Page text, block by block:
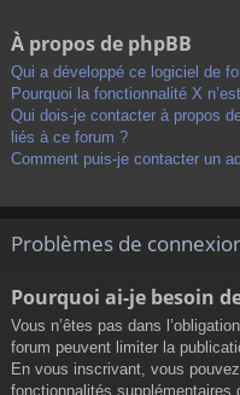
À propos de phpBB
Qui a développé ce logiciel de
Pourquoi la fonctionnalité X
Qui dois-je contacter à propos
liés à ce forum ?
Comment puis-je contacter un
Problèmes de
Pourquoi ai-je besoin
Vous n’êtes pas dans
forum peuvent limiter la
En vous inscrivant, vous
fonctionnalités supplémentaires